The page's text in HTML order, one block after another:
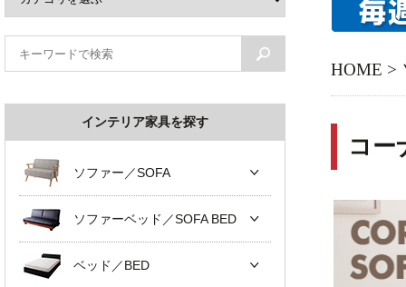
HOME >
コー
インテリア家具を探す
ソファー／SOFA
ソファーベッド／SOFA BED
ベッド／BED